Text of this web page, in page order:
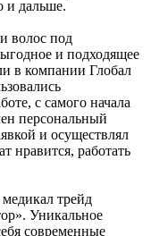
и дальше.
волос под
и подходящее
в компании Глобал
с самого начала
персональный
и осуществлял
нравится, работать
трейд
Уникальное
современные